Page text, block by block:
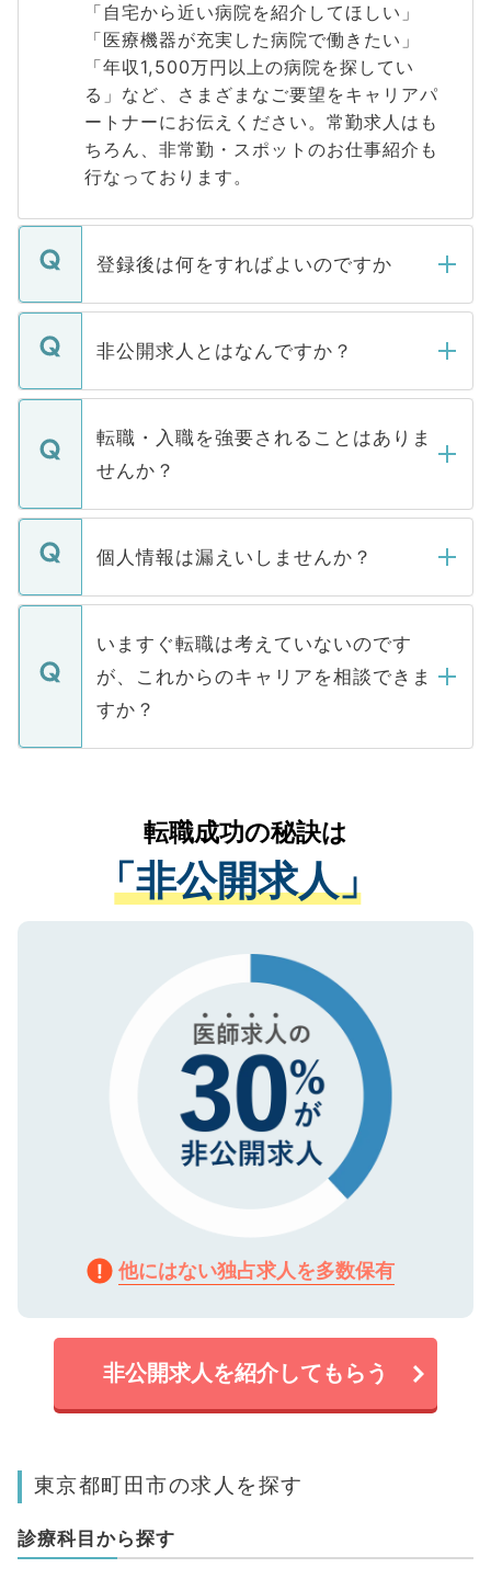
「自宅から近い病院を紹介してほしい」
「医療機器が充実した病院で働きたい」
「年収1,500万円以上の病院を探してい
る」など、さまざまなご要望をキャリアパ
ートナーにお伝えください。常勤求人はも
ちろん、非常勤・スポットのお仕事紹介も
行なっております。
登録後は何をすればよいのですか
ご登録いただきましたら、弊社担当者がご
登録内容を確認し、その後メールもしくは
ます。通常、5営業日以内にはご連絡をせて
いただきますので、しばらくお待ちくださ
非公開求人とはなんですか？
マイナビDOCTORで取り扱っている求人の
うち約3割は、Webサイトからご覧いただ
けない「非公開求人」です。非公開求人は
下記の理由によって、一般には公開してい
ません。
■応募殺到を避けるため 人気のある医療機
関を公にしてしまうと、応募が殺到する場
に、医療機関が求める条件に合った人材の
みを人材紹介会社に依頼するケースが増え
ています。
転職・入職を強要されることはありま
せんか？
転職・入職を強要することは一切ありませ
ん。また、仮に応募先から内定をいただい
定を承諾する必要はありません。内定先へ
の辞退の連絡はキャリアパートナーが行い
個人情報は漏えいしませんか？
個人情報が漏えいすることはありませんの
で、ご安心ください。当サイトからの登録
などで収集したご登録者様の個人情報は、
ご本人のキャリアアップおよび転職活動の
支援を目的に使用いたします。お預かりし
ているすべての個人データはご本人の許可
は、個人情報の取り扱いについての厳密な
管理基準を満たした事業者のみに付与され
る、プライバシーマークを取得済みです。
で、機密保持に関してもご安心ください。
いますぐ転職は考えていないのです
が、これからのキャリアを相談できま
すか？
かがいして、現在の医療機関の状況や紹介
経験をまじえながら、適切なアドバイスを
させていただきます。すぐにご転職をされ
ない方には、長期的なサポートが可能です
ので、まずはご登録ください。
転職成功の秘訣は
「非公開求人」
他にはない独占求人を多数保有
非公開求人を紹介してもらう
東京都町田市の求人を探す
診療科目から探す